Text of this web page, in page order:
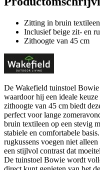
Zitting in bruin
Inclusief beige zit- en
Zithoogte van 45 cm
De Wakefield tuinstoel
waardoor hij een ideale
zithoogte van 45 cm biedt
perfect voor lange
bruin textileen op een stevig
stabiele en comfortabele
rugkussens voegen niet
een stijlvol contrast dat
De tuinstoel Bowie wordt